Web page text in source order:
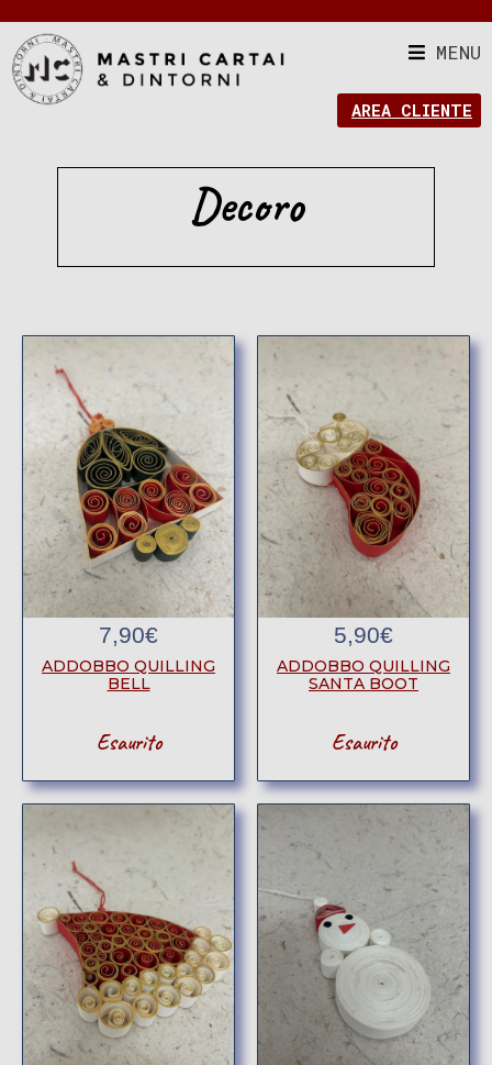
MENU
AREA CLIENTE
Decoro
7,90€
ADDOBBO QUILLING
BELL
Esaurito
5,90€
ADDOBBO QUILLING
SANTA BOOT
Esaurito